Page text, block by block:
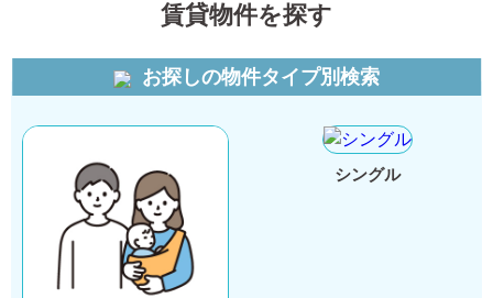
賃貸物件を探す
お探しの物件タイプ別検索
シングル